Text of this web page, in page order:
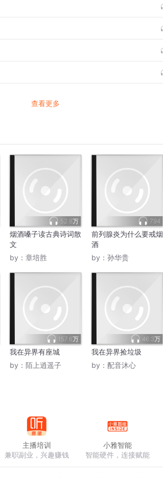
查看更多
52.8万
烟酒嗓子读古典诗词散
文
by： 章培胜
794
前列腺炎为什么要戒烟
酒
by： 孙华贵
157.6万
我在异界有座城
by： 陌上逍遥子
46.3万
我在异界捡垃圾
by： 配音沐心
主播培训
兼职副业，兴趣赚钱
小雅智能
智能硬件，连接赋能